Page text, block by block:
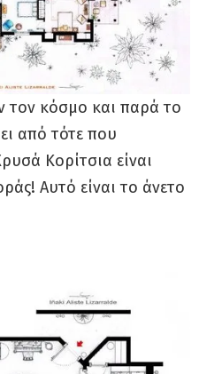
τον κόσμο και παρά το
από τότε που
Κορίτσια είναι
Αυτό είναι το άνετο